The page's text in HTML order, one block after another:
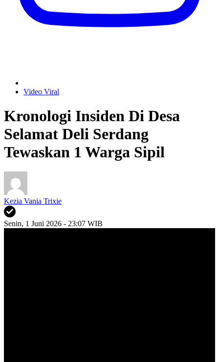
Video Viral
Kronologi Insiden Di Desa
Selamat Deli Serdang
Tewaskan 1 Warga Sipil
Kezia Vania Trixie
Senin, 1 Juni 2026 - 23:07 WIB